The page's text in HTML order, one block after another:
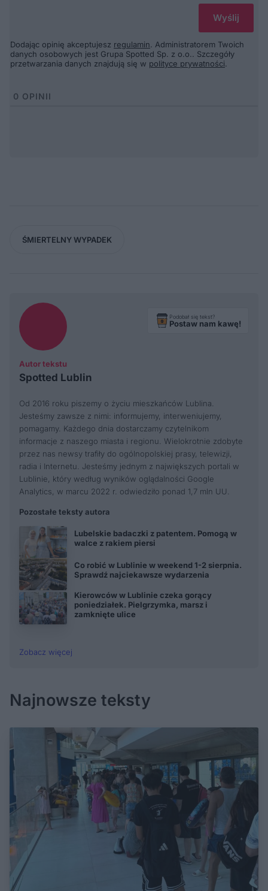
Dodając opinię akceptujesz regulamin. Administratorem Twoich
danych osobowych jest Grupa Spotted Sp. z o.o.. Szczegóły
przetwarzania danych znajdują się w polityce prywatności.
0 OPINII
ŚMIERTELNY WYPADEK
Autor tekstu
Spotted Lublin
Podobał się tekst?
Postaw nam kawę!
Od 2016 roku piszemy o życiu mieszkańców Lublina.
Jesteśmy zawsze z nimi: informujemy, interweniujemy,
pomagamy. Każdego dnia dostarczamy czytelnikom
informacje z naszego miasta i regionu. Wielokrotnie zdobyte
przez nas newsy trafiły do ogólnopolskiej prasy, telewizji,
radia i Internetu. Jesteśmy jednym z największych portali w
Lublinie, który według wyników oglądalności Google
Analytics, w marcu 2022 r. odwiedziło ponad 1,7 mln UU.
Pozostałe teksty autora
Lubelskie badaczki z patentem. Pomogą w
walce z rakiem piersi
Co robić w Lublinie w weekend 1-2 sierpnia.
Sprawdź najciekawsze wydarzenia
Kierowców w Lublinie czeka gorący
poniedziałek. Pielgrzymka, marsz i
zamknięte ulice
Zobacz więcej
Najnowsze teksty